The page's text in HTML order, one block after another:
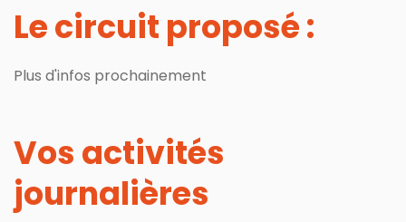
Le circuit proposé :
Plus d'infos prochainement
Vos activités
journalières